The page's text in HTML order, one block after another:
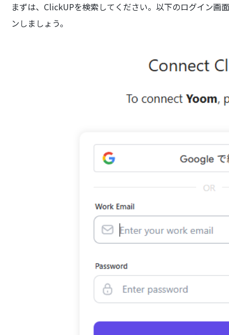
まずは、ClickUPを検索してください。以下のログイン画
ンしましょう。